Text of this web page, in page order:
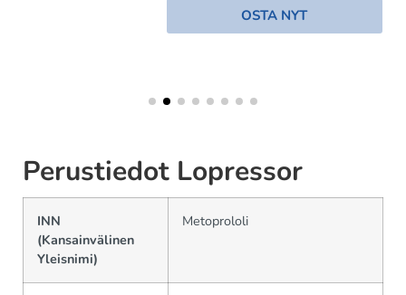
Perustiedot Lopressor
INN
(Kansainvälinen
Yleisnimi)
Metoprololi